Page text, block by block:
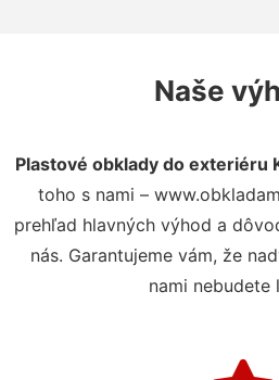
Naše
Plastové obklady do exteriéru
toho s nami –
prehľad hlavných výhod a
nás. Garantujeme vám, že
nami nebudete